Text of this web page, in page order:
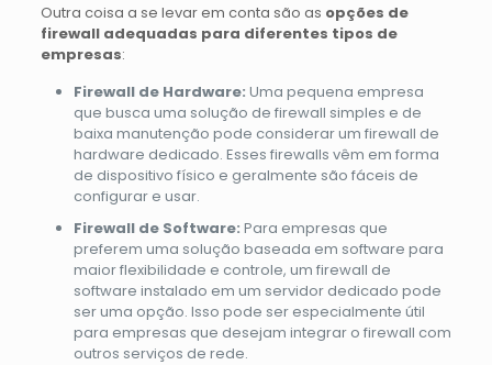
Outra coisa a se levar em conta são as opções de
firewall adequadas para diferentes tipos de
empresas:
Firewall de Hardware: Uma pequena empresa
que busca uma solução de firewall simples e de
baixa manutenção pode considerar um firewall de
hardware dedicado. Esses firewalls vêm em forma
de dispositivo físico e geralmente são fáceis de
configurar e usar.
Firewall de Software: Para empresas que
preferem uma solução baseada em software para
maior flexibilidade e controle, um firewall de
software instalado em um servidor dedicado pode
ser uma opção. Isso pode ser especialmente útil
para empresas que desejam integrar o firewall com
outros serviços de rede.